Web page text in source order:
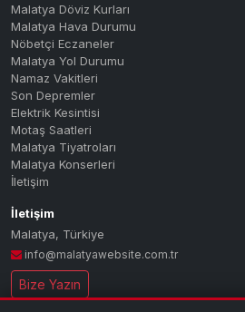
17A 17A : KARAKAVAK - M.B.B. - AKP
17B 17B : GÜNGÖR - FAHRİ KAYAHAN -
17C 17C : ŞENTEPE - TECDE - GÜNEY
18A 18A : MERKEZ - ÇİLESİZ - TECDE
18A-C 18A-Ç : MERKEZ - ÇİLESİZ - TEC
18A-Ç MERKEZ - ÇİLESİZ - TECDE - GED
18B 18B : MERKEZ - M.B.B. - DEVLET
200 200 : AKPINAR - HANIMIN ÇİFTLİ
20A 20A : MALİYE - PAŞAKÖŞKÜ - BAN
Malatya Döviz Kurları
Malatya Hava Durumu
Nöbetçi Eczaneler
Malatya Yol Durumu
Namaz Vakitleri
Son Depremler
Elektrik Kesintisi
Motaş Saatleri
Malatya Tiyatroları
Malatya Konserleri
İletişim
İletişim
Malatya, Türkiye
info@malatyawebsite.com.tr
Bize Yazın